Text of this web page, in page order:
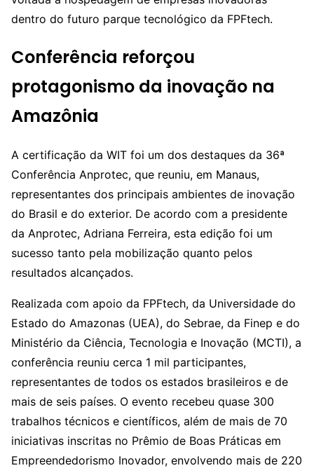
dentro do futuro parque tecnológico da FPFtech.
Conferência reforçou
protagonismo da inovação na
Amazônia
A certificação da WIT foi um dos destaques da 36ª
Conferência Anprotec, que reuniu, em Manaus,
representantes dos principais ambientes de inovação
do Brasil e do exterior. De acordo com a presidente
da Anprotec, Adriana Ferreira, esta edição foi um
sucesso tanto pela mobilização quanto pelos
resultados alcançados.
Realizada com apoio da FPFtech, da Universidade do
Estado do Amazonas (UEA), do Sebrae, da Finep e do
Ministério da Ciência, Tecnologia e Inovação (MCTI), a
conferência reuniu cerca 1 mil participantes,
representantes de todos os estados brasileiros e de
mais de seis países. O evento recebeu quase 300
trabalhos técnicos e científicos, além de mais de 70
iniciativas inscritas no Prêmio de Boas Práticas em
Empreendedorismo Inovador, envolvendo mais de 220